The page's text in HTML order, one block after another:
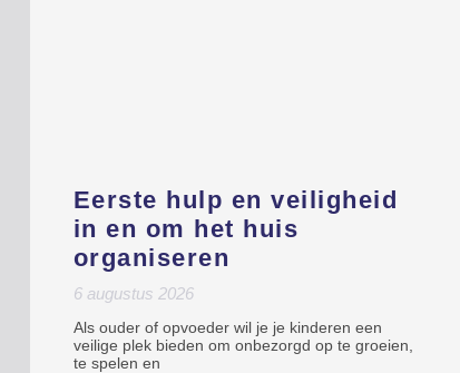
Eerste hulp en veiligheid
in en om het huis
organiseren
6 augustus 2026
Als ouder of opvoeder wil je je kinderen een
veilige plek bieden om onbezorgd op te groeien,
te spelen en